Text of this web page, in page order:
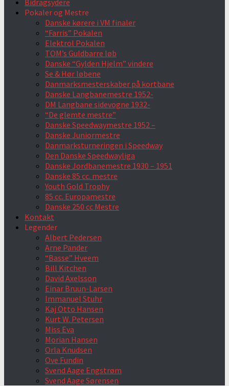
Bidragsydere
Pokaler og Mestre
Danske kørere i VM finaler
“Farris” Pokalen
Elektrol Pokalen
TOM’s Guldbarre løb
Danske “Gylden Hjelm” vindere
Se & Hør løbene
Danmarksmesterskaber på kortbane
Danske Langbanemestre 1952-
DM Langbane sidevogne 1932-
“De glemte mestre”
Danske Speedwaymestre 1952 –
Danske Juniormestre
Danmarksturneringen i Speedway
Den Danske Speedwayliga
Danske Jordbanemestre 1930 – 1951
Danske 85 cc. mestre
Youth Gold Trophy
85 cc. Europamestre
Danske 250 cc Mestre
Kontakt
Legender
Albert Pedersen
Arne Pander
“Basse” Hveem
Bill Kitchen
David Axelsson
Einar Bruun-Larsen
Immanuel Stuhr
Kaj Otto Hansen
Kurt W. Petersen
Miss Eva
Morian Hansen
Orla Knudsen
Ove Fundin
Svend Aage Engstrøm
Svend Aage Sørensen